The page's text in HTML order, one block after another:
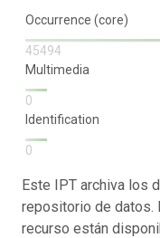
Occurrence (core)
45494
Multimedia
0
Identification
0
Este IPT archiva los
repositorio de datos.
recurso están